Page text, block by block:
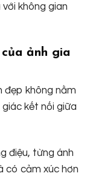
không gian
ảnh gia
đẹp không nằm
kết nối giữa
điệu, từng ánh
có cảm xúc hơn